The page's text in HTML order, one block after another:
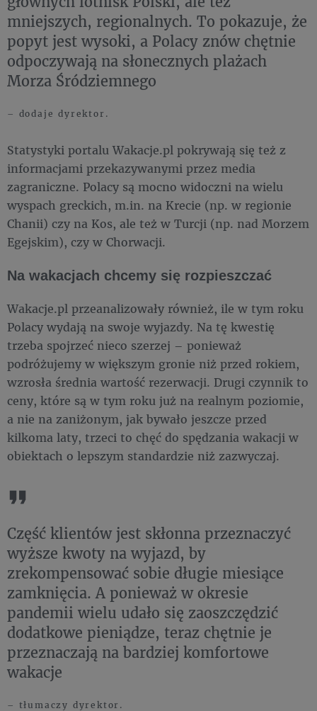
mniejszych, regionalnych. To pokazuje, że
popyt jest wysoki, a Polacy znów chętnie
odpoczywają na słonecznych plażach
Morza Śródziemnego
– dodaje dyrektor.
Statystyki portalu Wakacje.pl pokrywają się też z
informacjami przekazywanymi przez media
zagraniczne. Polacy są mocno widoczni na wielu
wyspach greckich, m.in. na Krecie (np. w regionie
Chanii) czy na Kos, ale też w Turcji (np. nad Morzem
Egejskim), czy w Chorwacji.
Na wakacjach chcemy się rozpieszczać
Wakacje.pl przeanalizowały również, ile w tym roku
Polacy wydają na swoje wyjazdy. Na tę kwestię
trzeba spojrzeć nieco szerzej – ponieważ
podróżujemy w większym gronie niż przed rokiem,
wzrosła średnia wartość rezerwacji. Drugi czynnik to
ceny, które są w tym roku już na realnym poziomie,
a nie na zaniżonym, jak bywało jeszcze przed
kilkoma laty, trzeci to chęć do spędzania wakacji w
obiektach o lepszym standardzie niż zazwyczaj.
Część klientów jest skłonna przeznaczyć
wyższe kwoty na wyjazd, by
zrekompensować sobie długie miesiące
zamknięcia. A ponieważ w okresie
pandemii wielu udało się zaoszczędzić
dodatkowe pieniądze, teraz chętnie je
przeznaczają na bardziej komfortowe
wakacje
– tłumaczy dyrektor.